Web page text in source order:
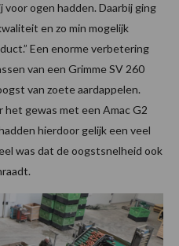
ogen hadden. Daarbij ging
en zo min mogelijk
Een enorme verbetering
van een Grimme SV 260
van zoete aardappelen.
het gewas met een Amac G2
hierdoor gelijk een veel
was dat de oogstsnelheid ook